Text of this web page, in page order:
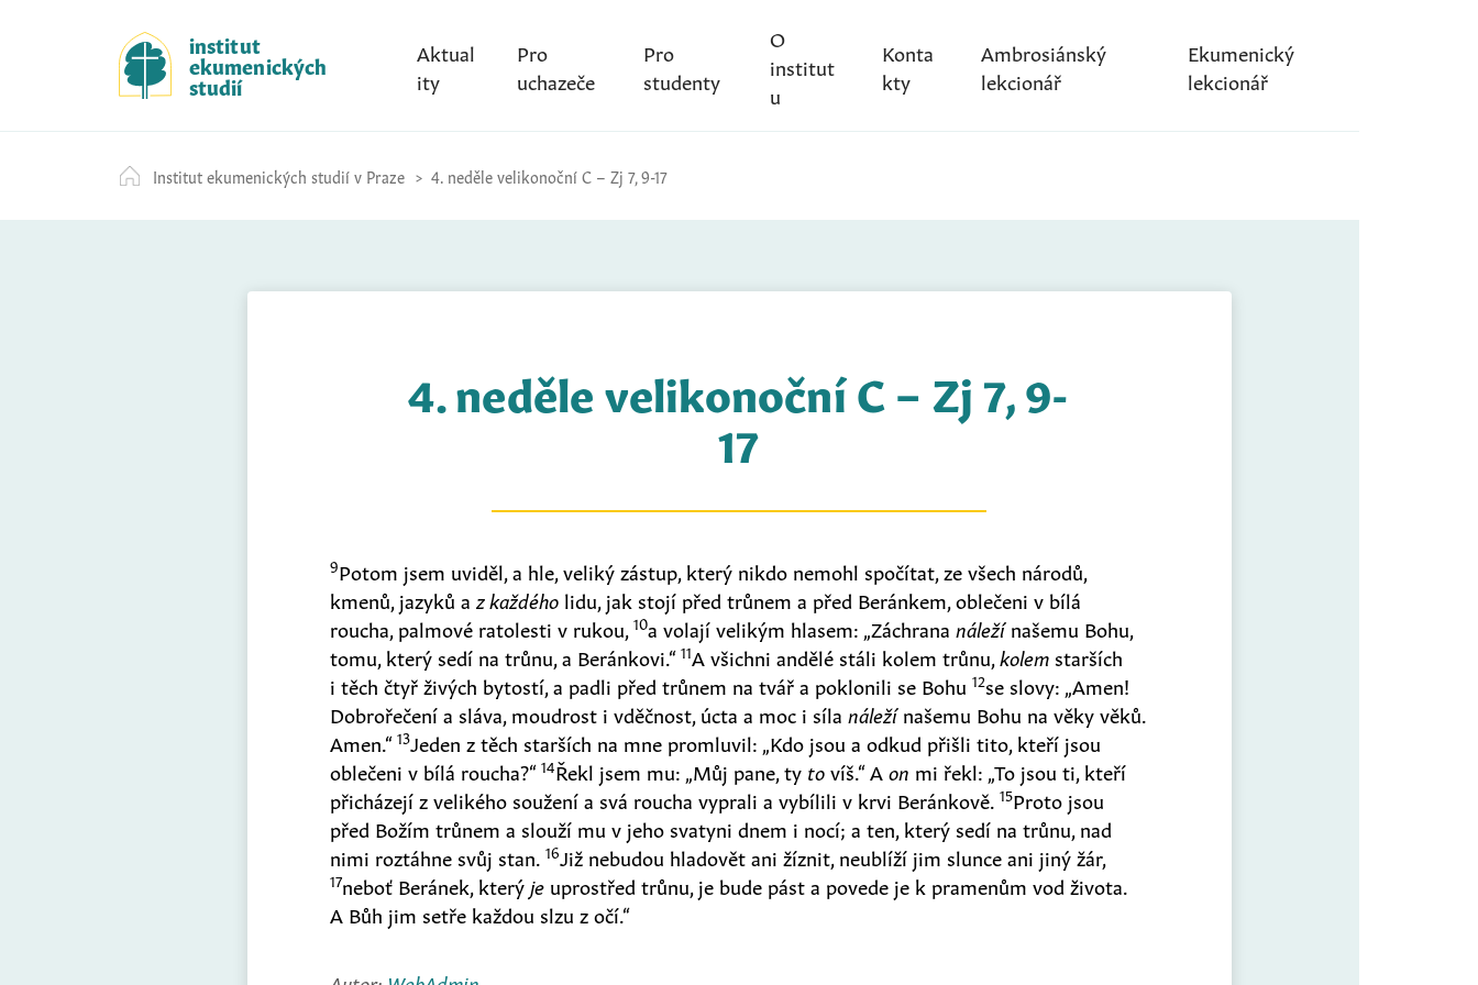
k
i
p
t
c
o
institut
ekumenických
studií
Aktual
ity
Pro
uchazeče
Pro
studenty
O
institut
u
Konta
kty
Ambrosiánský
lekcionář
Ekumenický
lekcionář
Institut ekumenických studií v Praze 4. neděle velikonoční C – Zj 7, 9-17
4. neděle velikonoční C – Zj 7, 9-
17
9Potom jsem uviděl, a hle, veliký zástup, který nikdo nemohl spočítat, ze všech národů,
kmenů, jazyků a z každého lidu, jak stojí před trůnem a před Beránkem, oblečeni v bílá
roucha, palmové ratolesti v rukou,10a volají velikým hlasem: „Záchrana náležínašemu Bohu,
tomu, který sedí na trůnu, a Beránkovi.“11A všichni andělé stáli kolem trůnu, kolem starších
i těch čtyř živých bytostí, a padli před trůnem na tvář a poklonili se Bohu12se slovy: „Amen!
Dobrořečení a sláva, moudrost i vděčnost, úcta a moc i síla náležínašemu Bohu na věky věků.
Amen.“13Jeden z těch starších na mne promluvil: „Kdo jsou a odkud přišli tito, kteří jsou
oblečeni v bílá roucha?“14Řekl jsem mu: „Můj pane, ty tovíš.“ Aon mi řekl: „To jsou ti, kteří
přicházejí z velikého soužení a svá roucha vyprali a vybílili v krvi Beránkově.15Proto jsou
před Božím trůnem a slouží mu v jeho svatyni dnem i nocí; a ten, který sedí na trůnu, nad
nimi roztáhne svůj stan.16Již nebudou hladovět ani žíznit, neublíží jim slunce ani jiný žár,
17neboť Beránek, který je uprostřed trůnu, je bude pást a povede je k pramenům vod života.
A Bůh jim setře každou slzu z očí.“